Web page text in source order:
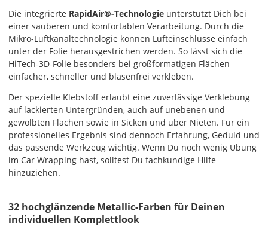
Fr., 14.08. - Di.,
18.08.
Produktionsaufschlag
ab 5,99 EUR*
Versandkosten 1,99
EUR
Express
Deutschland
Di., 11.08. -
Die integrierte RapidAir®-Technologie unterstützt Dich bei
einer sauberen und komfortablen Verarbeitung. Durch die
Mikro-Luftkanaltechnologie können Lufteinschlüsse einfach
unter der Folie herausgestrichen werden. So lässt sich die
HiTech-3D-Folie besonders bei großformatigen Flächen
einfacher, schneller und blasenfrei verkleben.
Der spezielle Klebstoff erlaubt eine zuverlässige Verklebung
auf lackierten Untergründen, auch auf unebenen und
gewölbten Flächen sowie in Sicken und über Nieten. Für ein
professionelles Ergebnis sind dennoch Erfahrung, Geduld und
das passende Werkzeug wichtig. Wenn Du noch wenig Übung
im Car Wrapping hast, solltest Du fachkundige Hilfe
hinzuziehen.
32 hochglänzende Metallic-Farben für Deinen
individuellen Komplettlook